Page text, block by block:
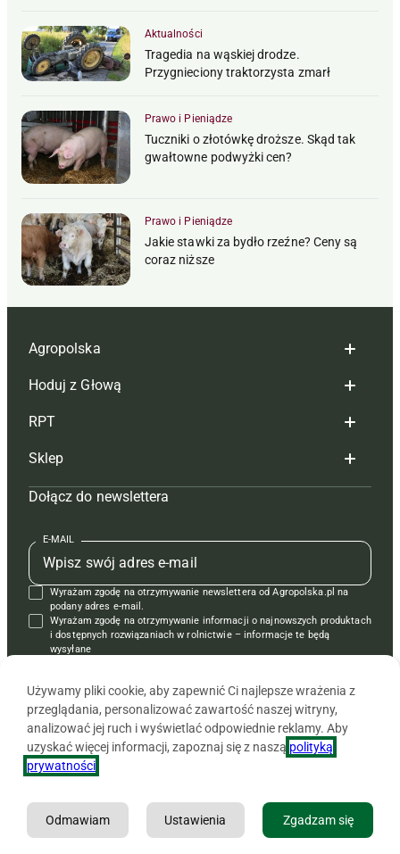
Aktualności
Tragedia na wąskiej drodze.
Przygnieciony traktorzysta zmarł
Prawo i Pieniądze
Tuczniki o złotówkę droższe. Skąd tak
gwałtowne podwyżki cen?
Prawo i Pieniądze
Jakie stawki za bydło rzeźne? Ceny są
coraz niższe
Agropolska
Redakcja
Reklama
Tagi
Mapa serwisu
Kontakt
Regulamin
Polityka prywatności
Hoduj z Głową
Hoduj z głową bydło
Hoduj z głową świnie
Prenumerata
Redakcja
Kontakt
Reklama
RPT
Redakcja
Prenumerata
Reklama
Kontakt
Krzyżówki
Sklep
Czasopisma i prenumerata
Książki
Regulamin
Dołącz do newslettera
E-MAIL
Wyrażam zgodę na otrzymywanie newslettera od Agropolska.pl na
podany adres e-mail.
Wyrażam zgodę na otrzymywanie informacji o najnowszych produktach
i dostępnych rozwiązaniach w rolnictwie – informacje te będą
wysyłane
Copyright © 2026 Agencja Promocji Rolnictwa i Agrobiznesu APRA
Używamy pliki cookie, aby zapewnić Ci najlepsze wrażenia z
przeglądania, personalizować zawartość naszej witryny,
analizować jej ruch i wyświetlać odpowiednie reklamy. Aby
uzyskać więcej informacji, zapoznaj się z naszą polityką
prywatności
Zgadzam się
Ustawienia
Odmawiam